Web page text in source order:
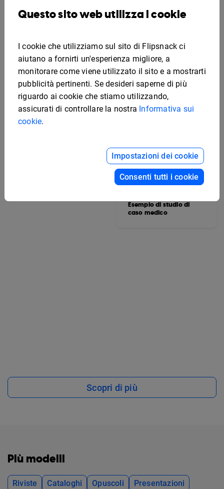
presentazione di un
immobile
Esempio di studio di
caso medico
Scopri di più
Più modelli
Riviste Cataloghi Opuscoli
Presentazioni
Questo sito web utilizza i cookie
I cookie che utilizziamo sul sito di Flipsnack ci
aiutano a fornirti un'esperienza migliore, a
monitorare come viene utilizzato il sito e a mostrarti
pubblicità pertinenti. Se desideri saperne di più
riguardo ai cookie che stiamo utilizzando,
assicurati di controllare la nostra Informativa sui
cookie.
Impostazioni dei cookie
Consenti tutti i cookie